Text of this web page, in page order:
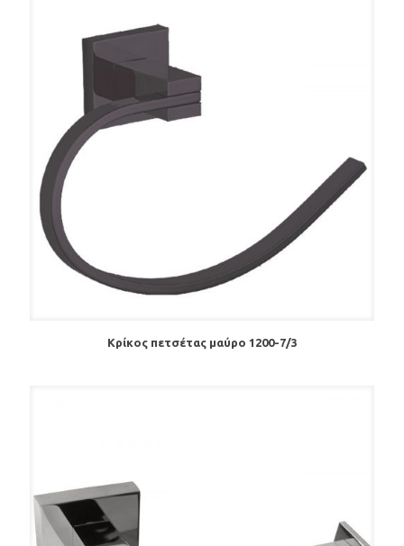
Κρίκος πετσέτας μαύρο 1200-7/3